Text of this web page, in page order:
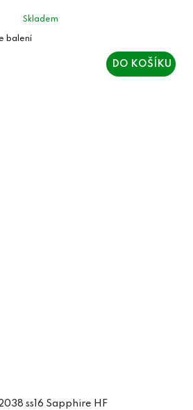
Skladem
DO KOŠÍKU
ss16 Sapphire HF